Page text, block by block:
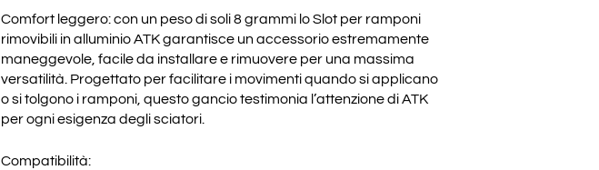
Comfort leggero: con un peso di soli 8 grammi lo Slot per ramponi
rimovibili in alluminio ATK garantisce un accessorio estremamente
maneggevole, facile da installare e rimuovere per una massima
versatilità. Progettato per facilitare i movimenti quando si applicano
o si tolgono i ramponi, questo gancio testimonia l’attenzione di ATK
per ogni esigenza degli sciatori.
Compatibilità: